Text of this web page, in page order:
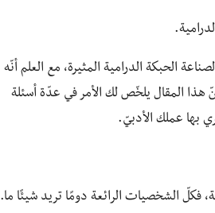
الحبكة الدرامية المثيرة، مع العلم أنّه
هذا المقال يلخّص لك الأمر في عدّة أسئلة
بها عملك الأدبيّ.
الشخصيات الرائعة دومًا تريد شيئًا ما.